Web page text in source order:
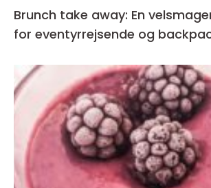
Brunch take away: En
for eventyrrejsende og